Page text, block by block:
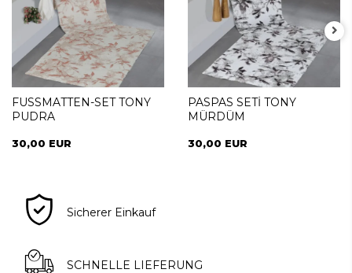
FUSSMATTEN-SET TONY
PUDRA
30,00 EUR
PASPAS SETİ TONY
MÜRDÜM
30,00 EUR
Sicherer Einkauf
SCHNELLE LIEFERUNG